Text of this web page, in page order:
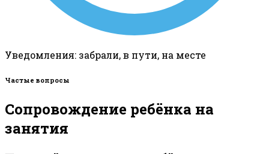
Уведомления: забрали, в пути, на месте
Частые вопросы
Сопровождение ребёнка на
занятия